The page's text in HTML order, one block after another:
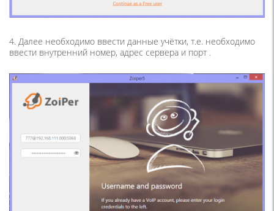
4. Далее необходимо ввести данные учётки, т.е. необходимо
ввести внутренний номер, адрес сервера и порт .